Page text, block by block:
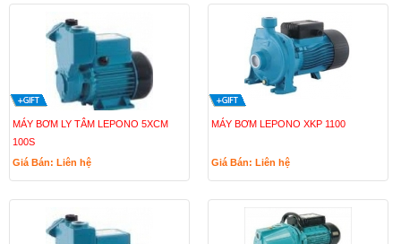
MÁY BƠM LY TÂM LEPONO 5XCM
100S
Giá Bán: Liên hệ
MÁY BƠM LEPONO XKP 1100
Giá Bán: Liên hệ